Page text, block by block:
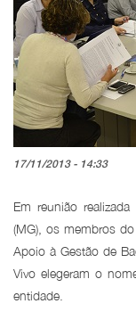
17/11/2013 - 14:33
Em reunião
(MG), os membros
Apoio à Gestão de
Vivo elegeram o
entidade.